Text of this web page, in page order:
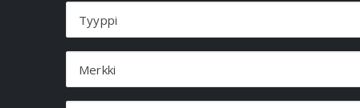
Tyyppi
Merkki